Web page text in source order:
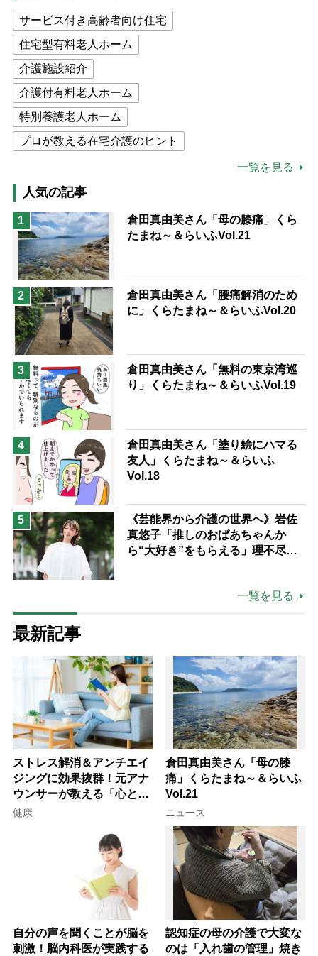
サービス付き高齢者向け住宅
住宅型有料老人ホーム
介護施設紹介
介護付有料老人ホーム
特別養護老人ホーム
プロが教える在宅介護のヒント
高木ブー
ケアマネジャー
猫が母になつきません
息子の遠距離介護サバイバル術
兄がボケました
予防法
一覧を見る
人気の記事
1
倉田真由美さん「母の膝痛」くら
たまね～＆らいふVol.21
2
倉田真由美さん「腰痛解消のため
に」くらたまね～＆らいふVol.20
3
倉田真由美さん「無料の東京湾巡
り」くらたまね～＆らいふVol.19
4
倉田真由美さん「塗り絵にハマる
友人」くらたまね～＆らいふ
Vol.18
5
《芸能界から介護の世界へ》岩佐
真悠子「推しのおばあちゃんか
ら“大好き”をもらえる」理不尽さ
一覧を見る
最新記事
ストレス解消＆アンチエイ
ジングに効果抜群！元アナ
ウンサーが教える「心と体
を元気にする音読の習慣」
健康
倉田真由美さん「母の膝
痛」くらたまね～＆らいふ
Vol.21
ニュース
自分の声を聞くことが脳を
刺激！脳内科医が実践する
認知症の母の介護で大変な
のは「入れ歯の管理」焼き